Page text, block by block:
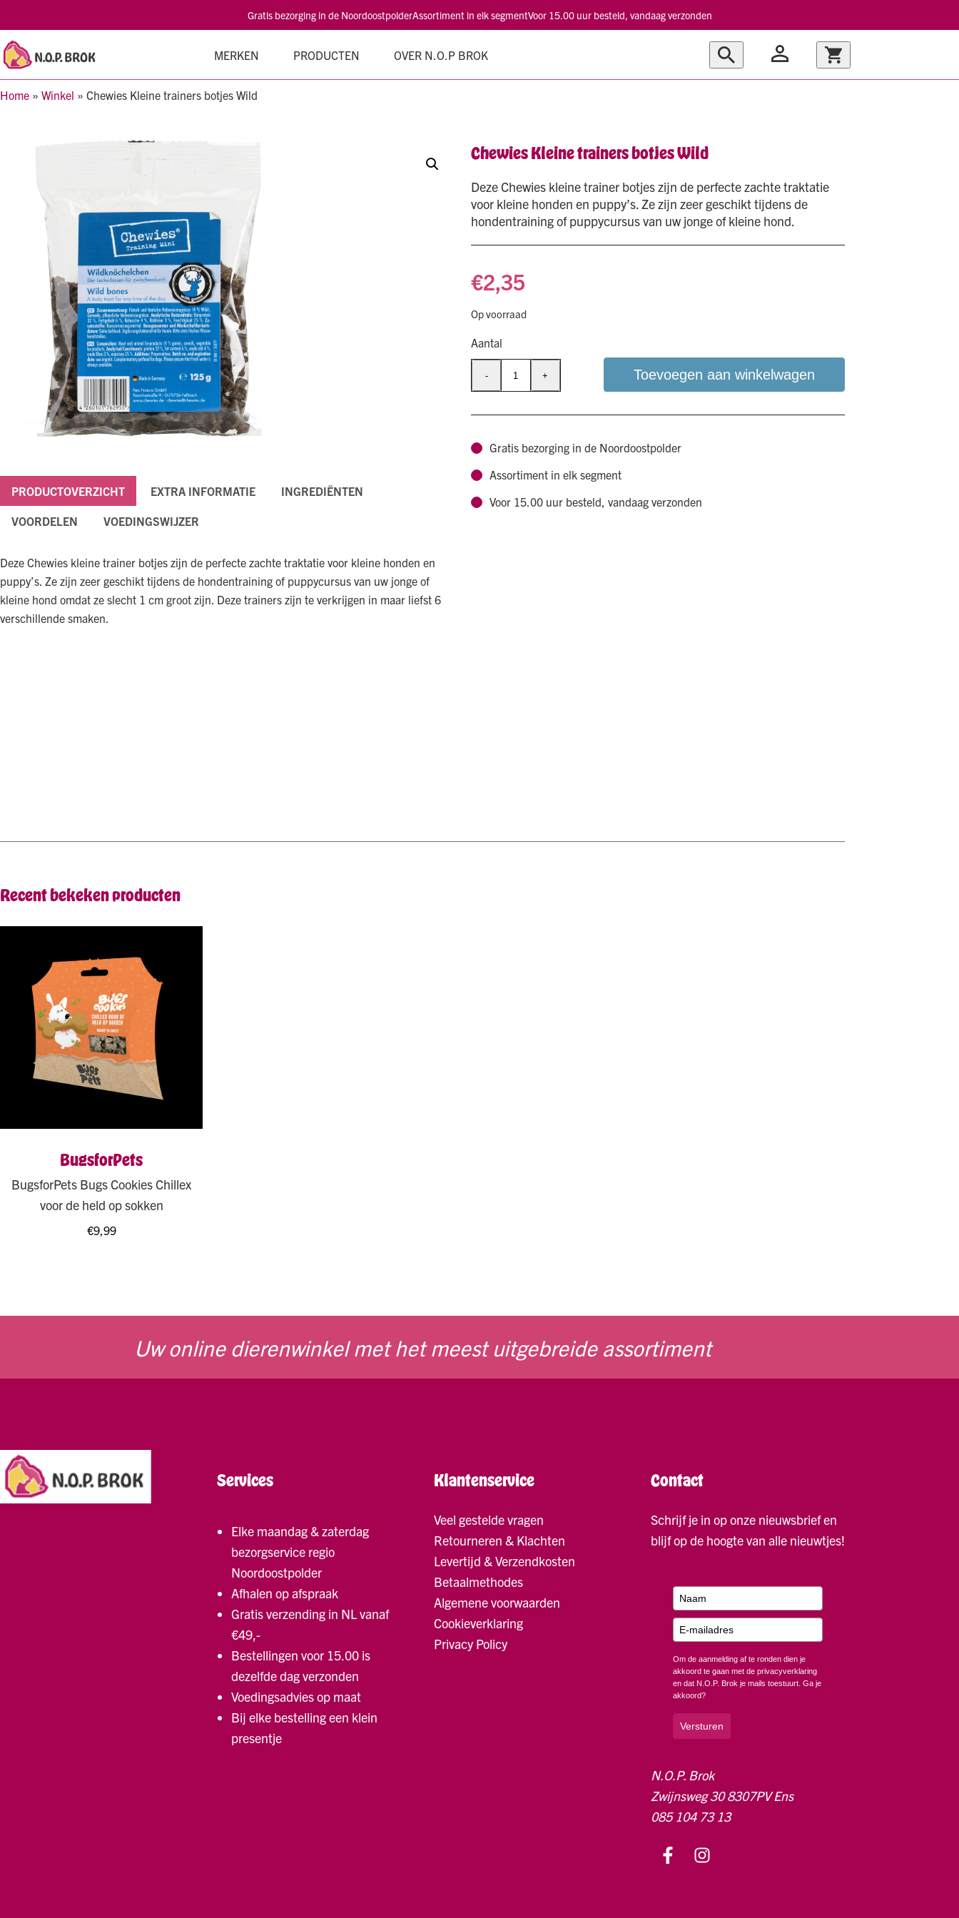
Gratis bezorging in de NoordoostpolderAssortiment in elk segmentVoor 15.00 uur besteld, vandaag verzonden
MERKEN PRODUCTEN OVER N.O.P BROK
Home » Winkel » Chewies Kleine trainers botjes Wild
Chewies Kleine trainers botjes Wild
Deze Chewies kleine trainer botjes zijn de perfecte zachte traktatie
voor kleine honden en puppy’s. Ze zijn zeer geschikt tijdens de
hondentraining of puppycursus van uw jonge of kleine hond.
€2,35
Op voorraad
Aantal
-
Chewies
aantal
+ Toevoegen aan winkelwagen
Gratis bezorging in de Noordoostpolder
Assortiment in elk segment
Voor 15.00 uur besteld, vandaag verzonden
PRODUCTOVERZICHT EXTRA INFORMATIE INGREDIËNTEN
VOORDELEN VOEDINGSWIJZER
Deze Chewies kleine trainer botjes zijn de perfecte zachte traktatie voor kleine honden en
puppy’s. Ze zijn zeer geschikt tijdens de hondentraining of puppycursus van uw jonge of
kleine hond omdat ze slecht 1 cm groot zijn. Deze trainers zijn te verkrijgen in maar liefst 6
verschillende smaken.
Recent bekeken producten
BugsforPets
BugsforPets Bugs Cookies Chillex
voor de held op sokken
€9,99
Uw online dierenwinkel met het meest uitgebreide assortiment
Services
Elke maandag & zaterdag
bezorgservice regio
Noordoostpolder
Afhalen op afspraak
Gratis verzending in NL vanaf
€49,-
Bestellingen voor 15.00 is
dezelfde dag verzonden
Voedingsadvies op maat
Bij elke bestelling een klein
presentje
Klantenservice
Veel gestelde vragen
Retourneren & Klachten
Levertijd & Verzendkosten
Betaalmethodes
Algemene voorwaarden
Cookieverklaring
Privacy Policy
Contact
Schrijf je in op onze nieuwsbrief en
blijf op de hoogte van alle nieuwtjes!
Om de aanmelding af te ronden dien je
akkoord te gaan met de privacyverklaring
en dat N.O.P. Brok je mails toestuurt. Ga je
akkoord?
Versturen
N.O.P. Brok
Zwijnsweg 30 8307PV Ens
085 104 73 13